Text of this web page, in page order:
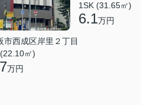
市西成区岸里２丁目
㎡)
万円
1SK (31.65㎡)
6.1万円